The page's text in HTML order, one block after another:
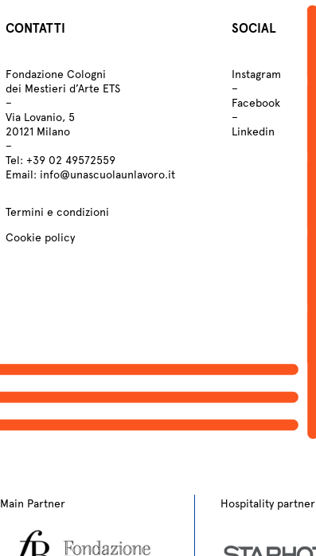
CONTATTI
Fondazione Cologni
dei Mestieri d’Arte ETS
–
Via Lovanio, 5
20121 Milano
–
Tel: +3902 49572559
Email: info@unascuolaunlavoro.it
Termini e condizioni
Cookie policy
SOCIAL
Instagram
–
Facebook
–
Linkedin
Main Partner Hospitality partner